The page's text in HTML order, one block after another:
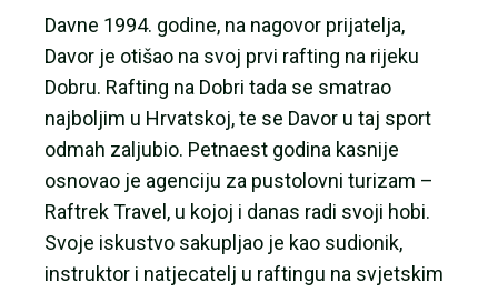
Davne 1994. godine, na nagovor prijatelja,
Davor je otišao na svoj prvi rafting na rijeku
Dobru. Rafting na Dobri tada se smatrao
najboljim u Hrvatskoj, te se Davor u taj sport
odmah zaljubio. Petnaest godina kasnije
osnovao je agenciju za pustolovni turizam –
Raftrek Travel, u kojoj i danas radi svoji hobi.
Svoje iskustvo sakupljao je kao sudionik,
instruktor i natjecatelj u raftingu na svjetskim